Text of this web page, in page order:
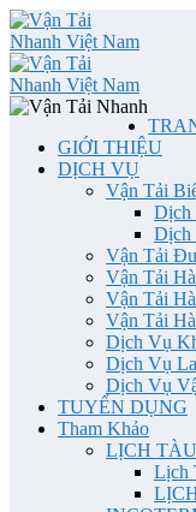
GIỚI THIỆU
DỊCH VỤ
Vận Tải
Dịch
Dịch
Vận Tải
Vận Tải
Vận Tải
Vận Tải
Dịch Vụ
Dịch Vụ
Dịch Vụ
TUYỂN DỤNG
Tham Khảo
LỊCH TÀU
Lịch